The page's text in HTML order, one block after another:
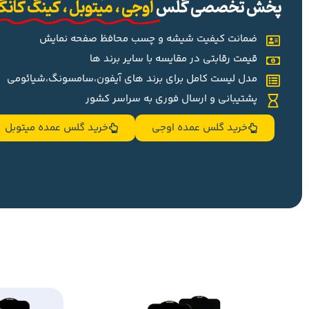
پخش تخصصی گلساوجی ، میتوبل ، کینگ
ضمانت کیفیت شیشه و چسب محافظ صفحه نمایش
قیمت رقابتی در مقایسه با سایر برند ها
مدل لیست کامل برای برند های آیفون،سامسونگ،شیائومی
پشتیبانی و ارسال فوری به سراسر کشور
خرید گلس عمده اوجی
خرید گلس عمده میتوبل